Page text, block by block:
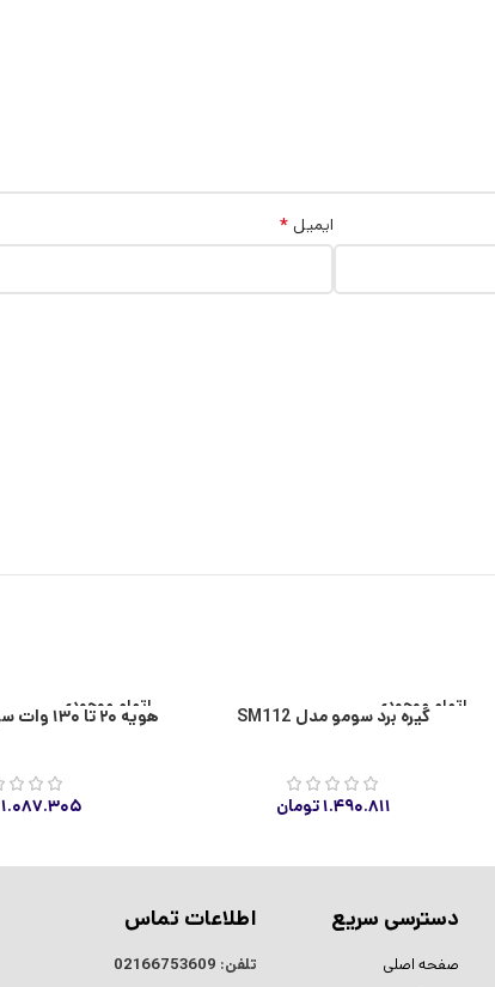
ایمیل *
اتمام موجودی
گیره برد سومو مدل SM112
۱.۴۹۰.۸۱۱تومان
اتمام موجودی
هویه ۲۰ تا ۱۳۰ وات سومو مدل SM119
۱.۰۸۷.۳۰۵
دسترسی سریع
صفحه اصلی
اطلاعات تماس
تلفن: 02166753609